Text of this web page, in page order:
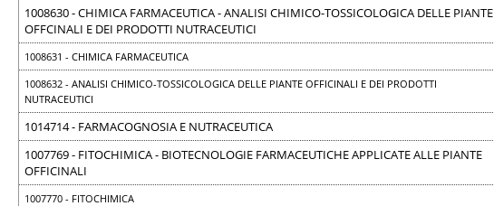
1008630 - CHIMICA FARMACEUTICA - ANALISI CHIMICO-TOSSICOLOGICA DELLE PIANTE
OFFCINALI E DEI PRODOTTI NUTRACEUTICI
1008631 - CHIMICA FARMACEUTICA
1008632 - ANALISI CHIMICO-TOSSICOLOGICA DELLE PIANTE OFFICINALI E DEI PRODOTTI
NUTRACEUTICI
1014714 - FARMACOGNOSIA E NUTRACEUTICA
1007769 - FITOCHIMICA - BIOTECNOLOGIE FARMACEUTICHE APPLICATE ALLE PIANTE
OFFICINALI
1007770 - FITOCHIMICA